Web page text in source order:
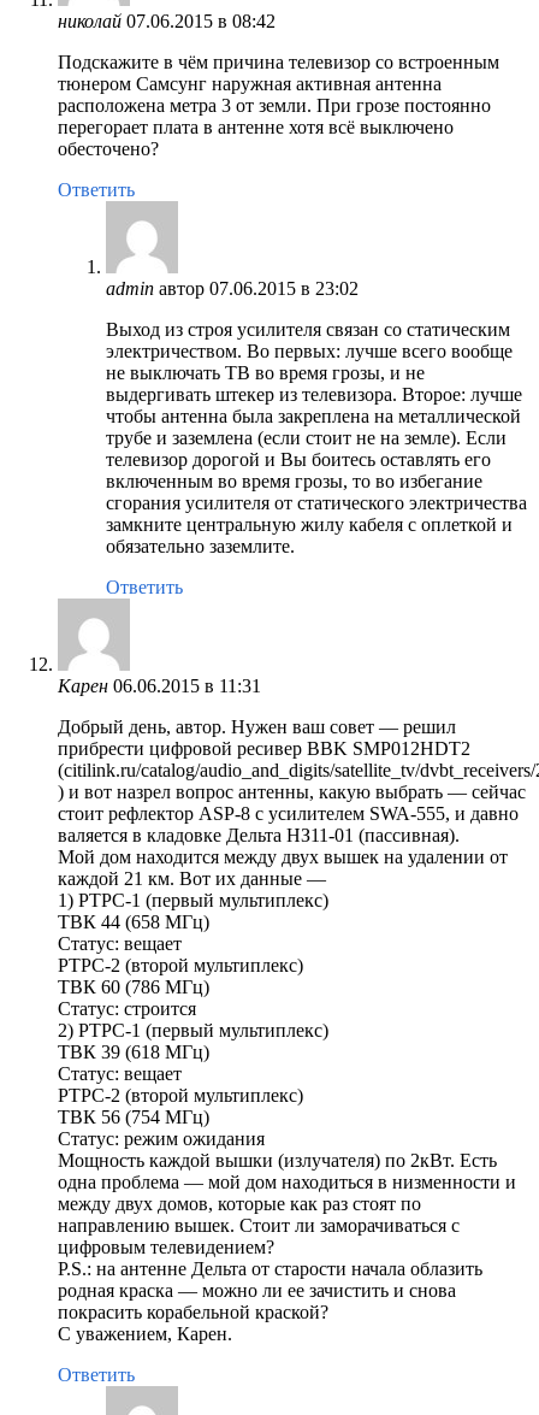
николай 07.06.2015 в 08:42
Подскажите в чём причина телевизор со встроенным
тюнером Самсунг наружная активная антенна
расположена метра 3 от земли. При грозе постоянно
перегорает плата в антенне хотя всё выключено
обесточено?
Ответить
admin автор 07.06.2015 в 23:02
Выход из строя усилителя связан со статическим
электричеством. Во первых: лучше всего вообще
не выключать ТВ во время грозы, и не
выдергивать штекер из телевизора. Второе: лучше
чтобы антенна была закреплена на металлической
трубе и заземлена (если стоит не на земле). Если
телевизор дорогой и Вы боитесь оставлять его
включенным во время грозы, то во избегание
сгорания усилителя от статического электричества
замкните центральную жилу кабеля с оплеткой и
обязательно заземлите.
Ответить
Карен 06.06.2015 в 11:31
Добрый день, автор. Нужен ваш совет — решил
прибрести цифровой ресивер BBK SMP012HDT2
(citilink.ru/catalog/audio_and_digits/satellite_tv/
) и вот назрел вопрос антенны, какую выбрать — сейчас
стоит рефлектор ASP-8 с усилителем SWA-555, и давно
валяется в кладовке Дельта НЗ11-01 (пассивная).
Мой дом находится между двух вышек на удалении от
каждой 21 км. Вот их данные —
1) РТРС-1 (первый мультиплекс)
ТВК 44 (658 МГц)
Статус: вещает
РТРС-2 (второй мультиплекс)
ТВК 60 (786 МГц)
Статус: строится
2) РТРС-1 (первый мультиплекс)
ТВК 39 (618 МГц)
Статус: вещает
РТРС-2 (второй мультиплекс)
ТВК 56 (754 МГц)
Статус: режим ожидания
Мощность каждой вышки (излучателя) по 2кВт. Есть
одна проблема — мой дом находиться в низменности и
между двух домов, которые как раз стоят по
направлению вышек. Стоит ли заморачиваться с
цифровым телевидением?
P.S.: на антенне Дельта от старости начала облазить
родная краска — можно ли ее зачистить и снова
покрасить корабельной краской?
С уважением, Карен.
Ответить